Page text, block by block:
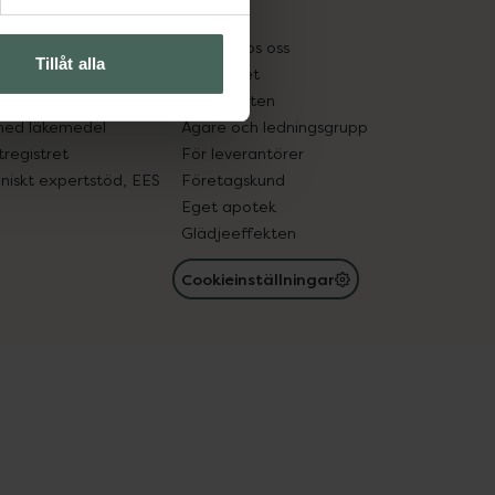
Tillåt alla
in gammal medicin
läkemedel
expertstöd, EES
Pressrum
Jobba hos oss
Hållbarhet
Samarbeten
Ägare och ledningsgrupp
För leverantörer
Företagskund
Eget apotek
Glädjeeffekten
Cookieinställningar